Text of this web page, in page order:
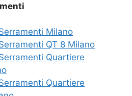
Milano
QT 8 Milano
Quartiere
Quartiere